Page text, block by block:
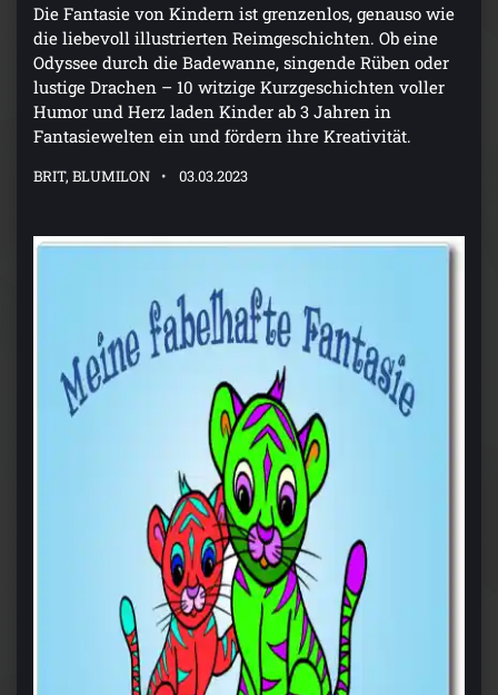
Die Fantasie von Kindern ist grenzenlos, genauso wie
die liebevoll illustrierten Reimgeschichten. Ob eine
Odyssee durch die Badewanne, singende Rüben oder
lustige Drachen – 10 witzige Kurzgeschichten voller
Humor und Herz laden Kinder ab 3 Jahren in
Fantasiewelten ein und fördern ihre Kreativität.
BRIT, BLUMILON 03.03.2023